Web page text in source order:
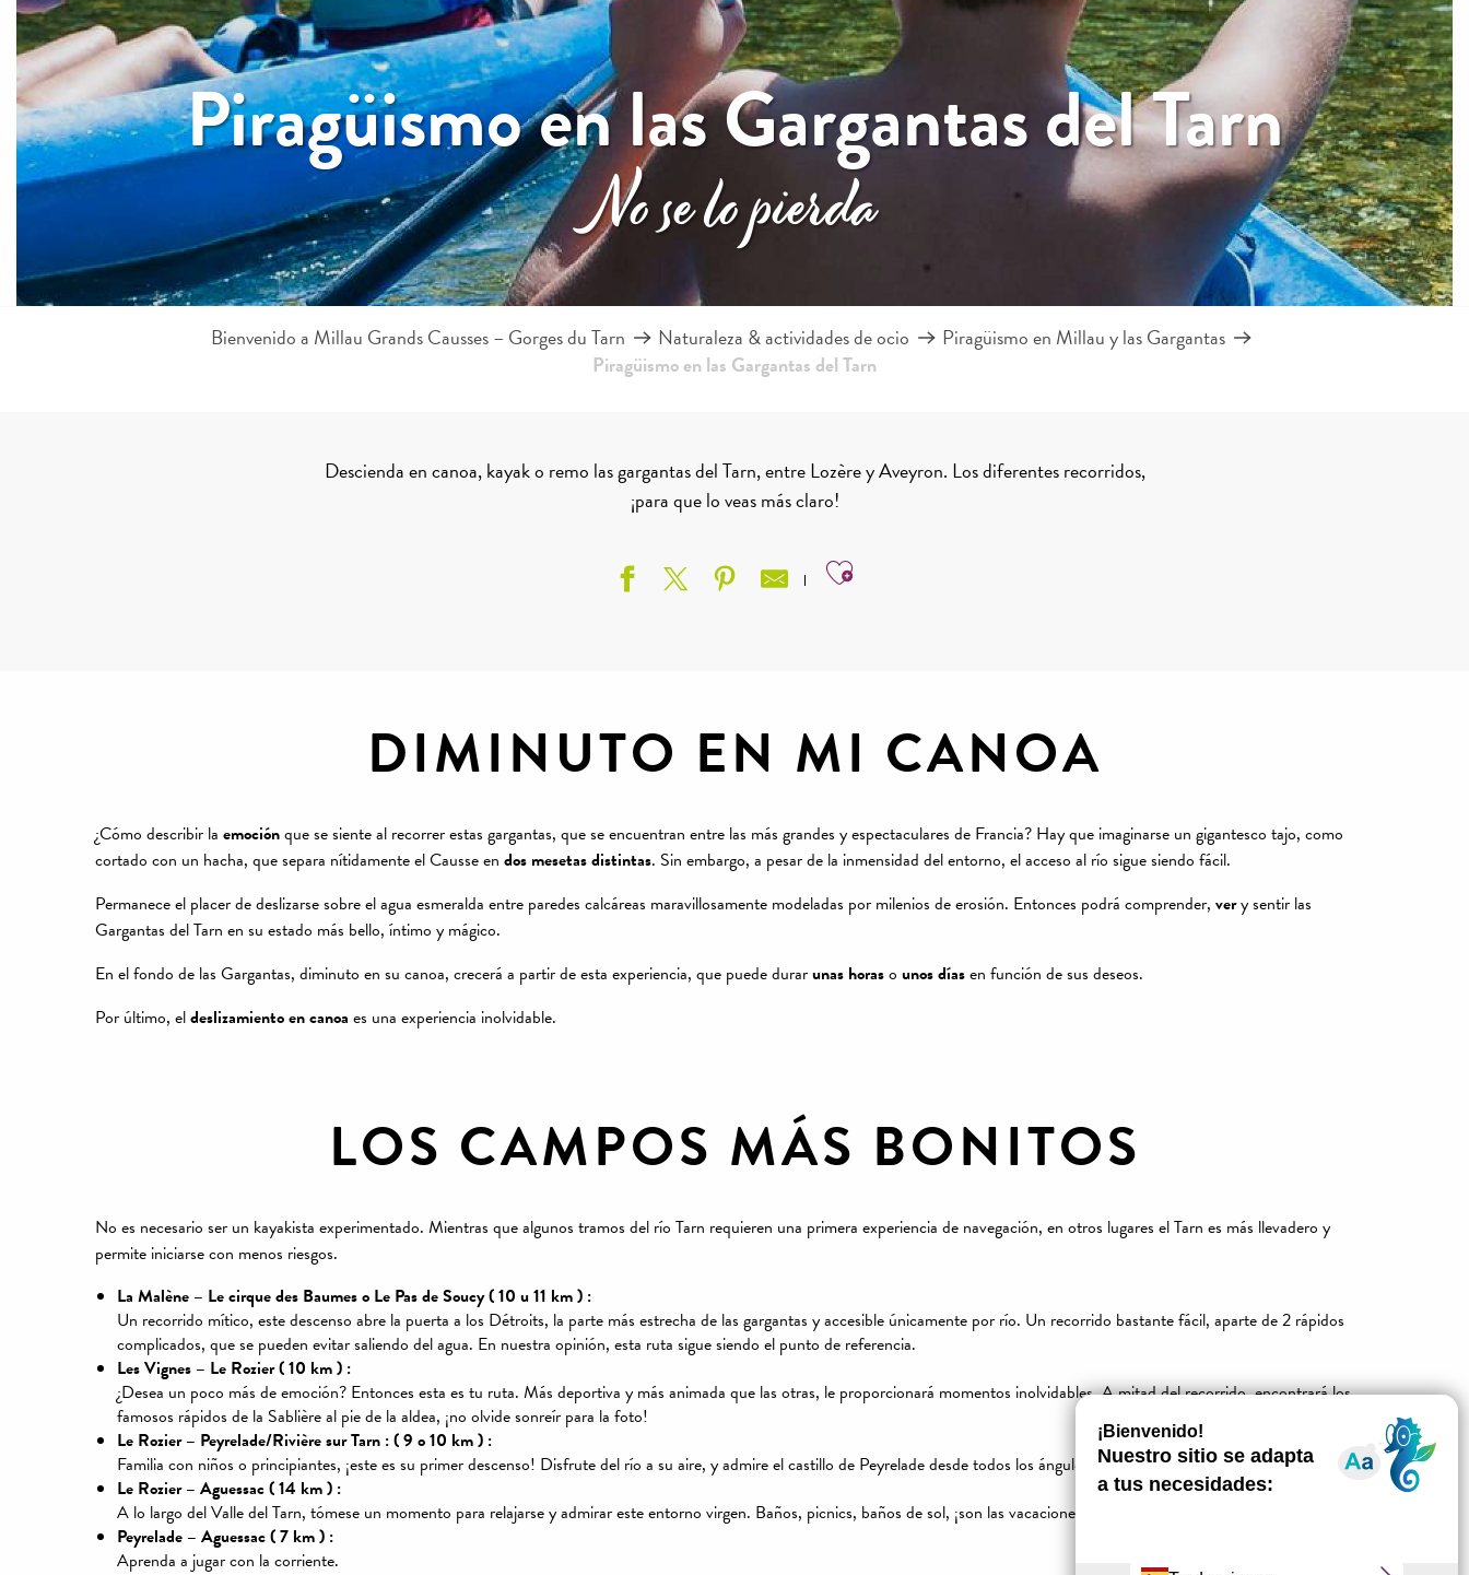
Piragüismo en las Gargantas del Tarn
No se lo pierda
Bienvenido a Millau Grands Causses – Gorges du Tarn Naturaleza & actividades de ocio
Piragüismo en Millau y las Gargantas
Piragüismo en las Gargantas del Tarn
Descienda en canoa, kayak o remo las gargantas del Tarn, entre Lozère y Aveyron. Los diferentes recorridos,
¡para que lo veas más claro!
Ajouter aux favoris
DIMINUTO EN MI CANOA
¿Cómo describir la emociónque se siente al recorrer estas gargantas, que se encuentran entre las más grandes y espectaculares de Francia? Hay que imaginarse un gigantesco tajo, como
cortado con un hacha, que separa nítidamente el Causse en dos mesetas distintas. Sin embargo, a pesar de la inmensidad del entorno, el acceso al río sigue siendo fácil.
Permanece el placer de deslizarse sobre el agua esmeralda entre paredes calcáreas maravillosamente modeladas por milenios de erosión. Entonces podrá comprender, very sentir las
Gargantas del Tarn en su estado más bello, íntimo y mágico.
En el fondo de las Gargantas, diminuto en su canoa, crecerá a partir de esta experiencia, que puede durarunas horaso unos díasen función de sus deseos.
Por último, eldeslizamiento en canoa es una experiencia inolvidable.
LOS CAMPOS MÁS BONITOS
No es necesario ser un kayakista experimentado. Mientras que algunos tramos del río Tarn requieren una primera experiencia de navegación, en otros lugares el Tarn es más llevadero y
permite iniciarse con menos riesgos.
La Malène – Le cirque des Baumes o Le Pas de Soucy ( 10 u 11 km ) :
Un recorrido mítico, este descenso abre la puerta a los Détroits, la parte más estrecha de las gargantas y accesible únicamente por río. Un recorrido bastante fácil, aparte de 2 rápidos
complicados, que se pueden evitar saliendo del agua. En nuestra opinión, esta ruta sigue siendo el punto de referencia.
Les Vignes – Le Rozier ( 10 km ) :
¿Desea un poco más de emoción? Entonces esta es tu ruta. Más deportiva y más animada que las otras, le proporcionará momentos inolvidables. A mitad del recorrido, encontrará los
famosos rápidos de la Sablière al pie de la aldea, ¡no olvide sonreír para la foto!
Le Rozier – Peyrelade/Rivière sur Tarn : ( 9 o 10 km ) :
Familia con niños o principiantes, ¡este es su primer descenso! Disfrute del río a su aire, y admire el castillo de Peyrelade desde todos los ángulos.
Le Rozier – Aguessac ( 14 km ) :
A lo largo del Valle del Tarn, tómese un momento para relajarse y admirar este entorno virgen. Baños, picnics, baños de sol, ¡son las vacaciones!
Peyrelade – Aguessac ( 7 km ) :
Aprenda a jugar con la corriente.